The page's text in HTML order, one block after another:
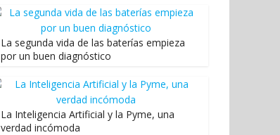
La segunda vida de las baterías empieza
por un buen diagnóstico
La Inteligencia Artificial y la Pyme, una
verdad incómoda